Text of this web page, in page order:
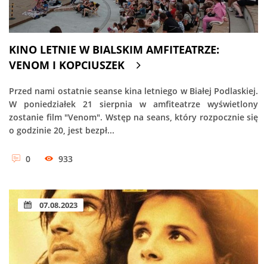
KINO LETNIE W BIALSKIM AMFITEATRZE:
VENOM I KOPCIUSZEK
Przed nami ostatnie seanse kina letniego w Białej Podlaskiej.
W poniedziałek 21 sierpnia w amfiteatrze wyświetlony
zostanie film "Venom". Wstęp na seans, który rozpocznie się
o godzinie 20, jest bezpł...
0 933
07.08.2023